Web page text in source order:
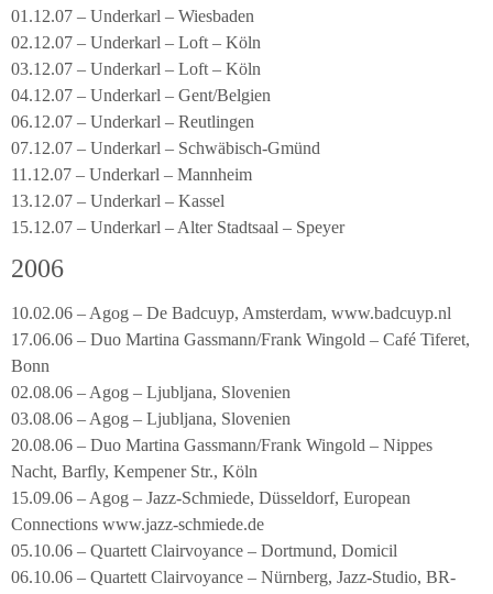
01.12.07 – Underkarl – Wiesbaden
02.12.07 – Underkarl – Loft – Köln
03.12.07 – Underkarl – Loft – Köln
04.12.07 – Underkarl – Gent/Belgien
06.12.07 – Underkarl – Reutlingen
07.12.07 – Underkarl – Schwäbisch-Gmünd
11.12.07 – Underkarl – Mannheim
13.12.07 – Underkarl – Kassel
15.12.07 – Underkarl – Alter Stadtsaal – Speyer
2006
10.02.06 – Agog – De Badcuyp, Amsterdam, www.badcuyp.nl
17.06.06 – Duo Martina Gassmann/Frank Wingold – Café Tiferet,
Bonn
02.08.06 – Agog – Ljubljana, Slovenien
03.08.06 – Agog – Ljubljana, Slovenien
20.08.06 – Duo Martina Gassmann/Frank Wingold – Nippes
Nacht, Barfly, Kempener Str., Köln
15.09.06 – Agog – Jazz-Schmiede, Düsseldorf, European
Connections www.jazz-schmiede.de
05.10.06 – Quartett Clairvoyance – Dortmund, Domicil
06.10.06 – Quartett Clairvoyance – Nürnberg, Jazz-Studio, BR-